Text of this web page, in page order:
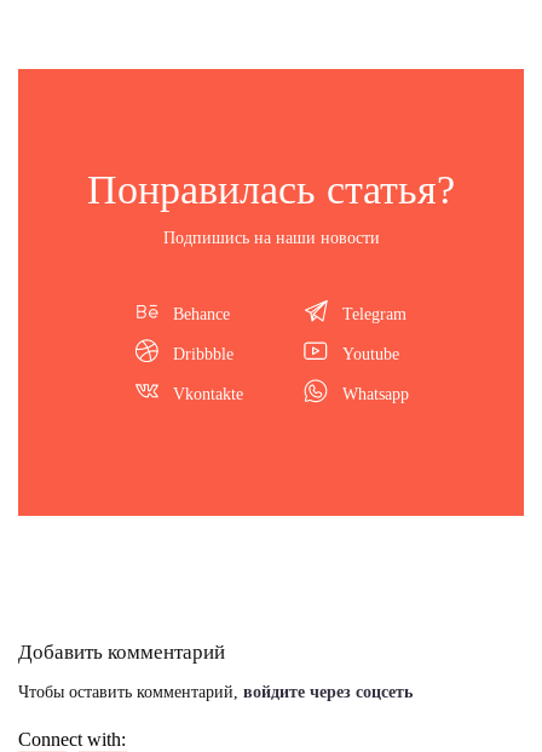
Понравилась статья?
Подпишись на наши новости
Behance
Dribbble
Vkontakte
Telegram
Youtube
Whatsapp
Добавить комментарий
Чтобы оставить комментарий, войдите через соцсеть
Connect with: